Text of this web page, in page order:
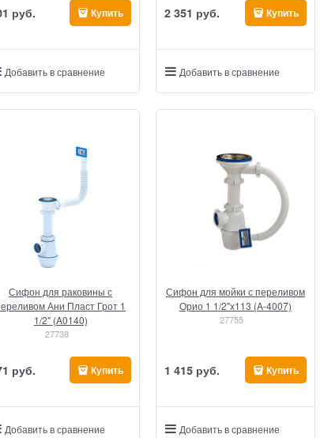
руб. Купить
Добавить в сравнение
2 351 руб. Купить
Добавить в сравнение
Сифон для раковины с
Ани Пласт Грот 1
1/2" (A0140)
27738
руб. Купить
Добавить в сравнение
Сифон для мойки с переливом
Орио 1 1/2"x113 (A-4007)
27755
1 415 руб. Купить
Добавить в сравнение